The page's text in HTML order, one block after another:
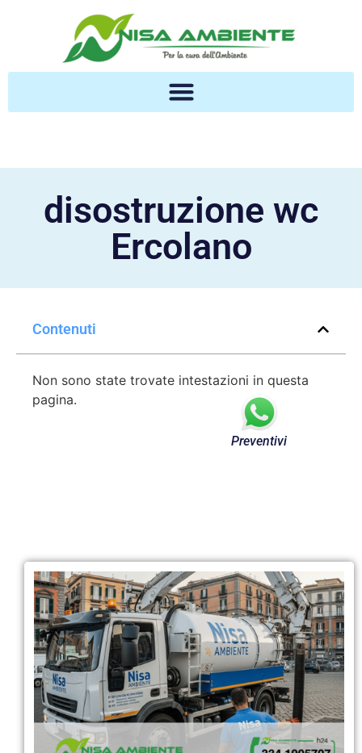
disostruzione wc
Ercolano
Contenuti
Non sono state trovate intestazioni in questa
pagina.
Preventivi